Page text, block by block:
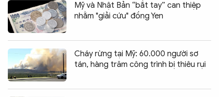
Mỹ và Nhật Bản “bắt tay” can thiệp
nhằm "giải cứu" đồng Yen
Cháy rừng tại Mỹ: 60.000 người sơ
tán, hàng trăm công trình bị thiêu rụi